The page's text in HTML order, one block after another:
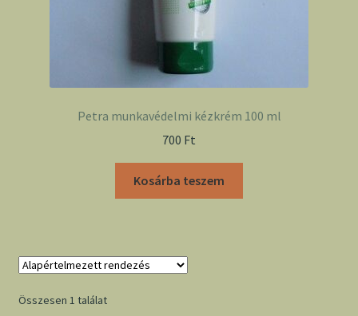
Petra munkavédelmi kézkrém 100 ml
700 Ft
Kosárba teszem
Összesen 1 találat